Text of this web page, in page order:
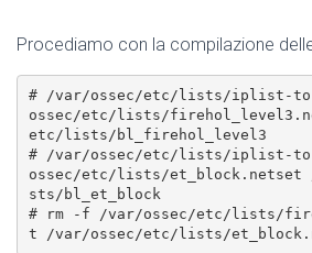
Procediamo con la compilazione
# /var/ossec/etc/lists/iplist-
ossec/etc/lists/
etc/lists/bl_firehol_level3
# /var/ossec/etc/lists/iplist-
ossec/etc/lists/
sts/bl_et_block
# rm -f /var/ossec/etc/lists/